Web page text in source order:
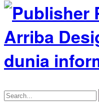
Arriba
dunia